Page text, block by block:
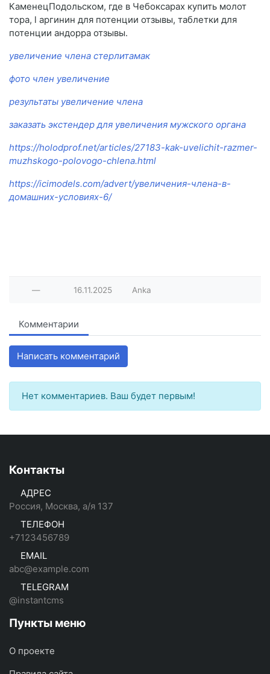
КаменецПодольском, где в Чебоксарах купить молот
тора, l аргинин для потенции отзывы, таблетки для
потенции андорра отзывы.
увеличение члена стерлитамак
фото член увеличение
результаты увеличение члена
заказать экстендер для увеличения мужского органа
https://holodprof.net/articles/27183-kak-uvelichit-razmer-
muzhskogo-polovogo-chlena.html
https://icimodels.com/advert/увеличения-члена-в-
домашних-условиях-6/
— 16.11.2025 Anka
Комментарии
Написать комментарий
Нет комментариев. Ваш будет первым!
Контакты
АДРЕС
Россия, Москва, а/я 137
ТЕЛЕФОН
+7123456789
EMAIL
abc@example.com
TELEGRAM
@instantcms
Пункты меню
О проекте